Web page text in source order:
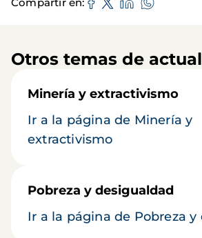
Compartir en
Otros temas de
Minería y extractivismo
Ir a la página de Minería y
extractivismo
Pobreza y desigualdad
Ir a la página de Pobreza